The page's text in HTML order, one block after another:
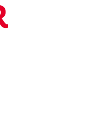
OFERTE DE NERATAT